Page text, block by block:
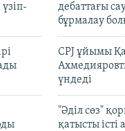
дебаттағы
бұрмалау
CPJ ұйымы
үндеді
"Әділ сөз"
қатысты